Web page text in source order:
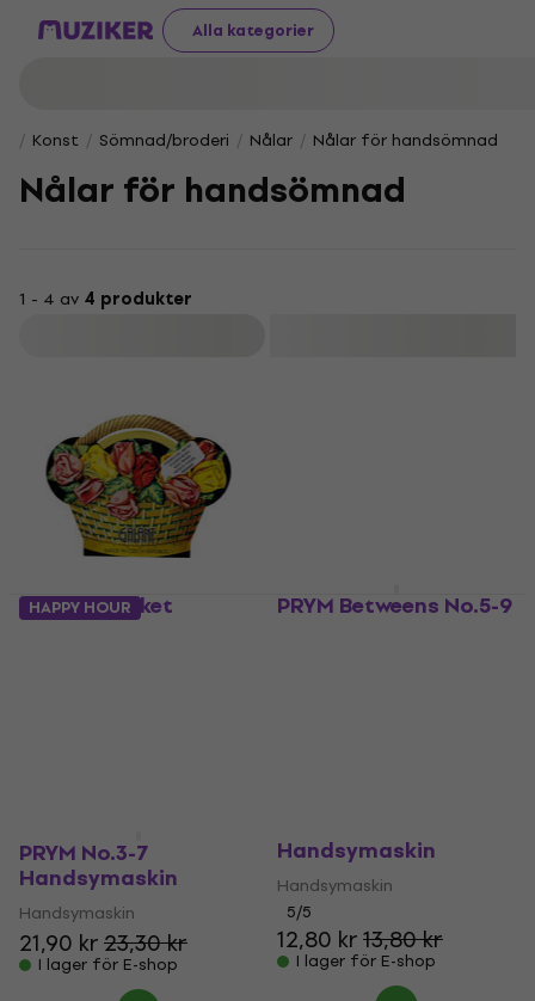
Alla kategorier
Konst Sömnad/broderi Nålar Nålar för handsömnad
Nålar för handsömnad
1 - 4 av 4 produkter
Galant Basket
Handsymaskin
PRYM Betweens No.5-9
HAPPY HOUR
PRYM No.3-7
Handsymaskin
Handsymaskin
21,90 kr23,30 kr
I lager för E-shop
Handsymaskin
Handsymaskin
5/5
12,80 kr13,80 kr
I lager för E-shop